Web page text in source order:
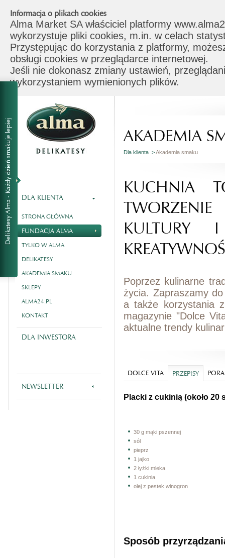
Informacja o plikach cookies
Alma Market SA właściciel platformy
wykorzystuje pliki cookies, m.in. w celach
Przystępując do korzystania z platformy,
obsługi cookies w przeglądarce internetowej.
Jeśli nie dokonasz zmiany ustawień,
wykorzystaniem wymienionych plików.
DLA KLIENTA
STRONA GŁÓWNA
FUNDACJA ALMA
TYLKO W ALMA
DELIKATESY
AKADEMIA SMAKU
SKLEPY
ALMA24.PL
KONTAKT
DLA INWESTORA
NEWSLETTER
AKADEMIA
Dla klienta >Akademia smaku
KUCHNIA
KULTURY I
Poprzez kulinarne
życia. Zapraszamy
a także korzystania
magazynie "Dolce
aktualne trendy
DOLCE VITA PRZEPISY
Placki z cukinią (około 20
30 g mąki pszennej
sól
pieprz
1 jajko
2 łyżki mleka
1 cukinia
olej z pestek winogron
Sposób